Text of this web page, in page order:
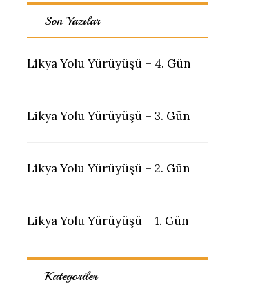
Son Yazılar
Likya Yolu Yürüyüşü – 4. Gün
Likya Yolu Yürüyüşü – 3. Gün
Likya Yolu Yürüyüşü – 2. Gün
Likya Yolu Yürüyüşü – 1. Gün
Kategoriler